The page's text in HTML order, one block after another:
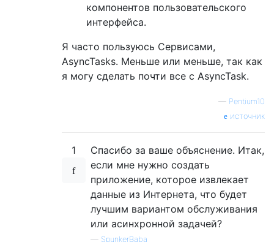
компонентов пользовательского
интерфейса.
Я часто пользуюсь Сервисами,
AsyncTasks. Меньше или меньше, так как
я могу сделать почти все с AsyncTask.
— Pentium10
источник
1
Спасибо за ваше объяснение. Итак,
если мне нужно создать
приложение, которое извлекает
данные из Интернета, что будет
лучшим вариантом обслуживания
или асинхронной задачей?
— SpunkerBaba